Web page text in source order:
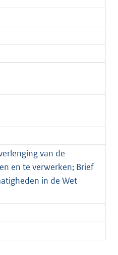
van de
en te verwerken; Brief
in de Wet